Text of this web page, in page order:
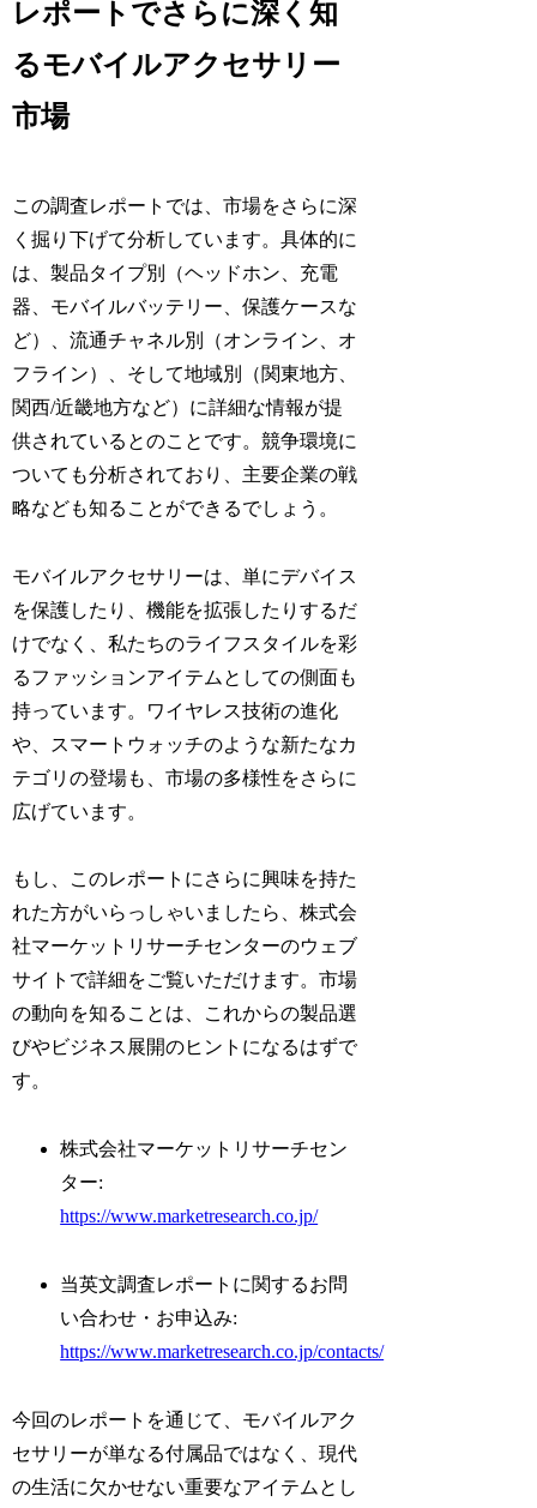
レポートでさらに深く知
るモバイルアクセサリー
市場
この調査レポートでは、市場をさらに深
く掘り下げて分析しています。具体的に
は、製品タイプ別（ヘッドホン、充電
器、モバイルバッテリー、保護ケースな
ど）、流通チャネル別（オンライン、オ
フライン）、そして地域別（関東地方、
関西/近畿地方など）に詳細な情報が提
供されているとのことです。競争環境に
ついても分析されており、主要企業の戦
略なども知ることができるでしょう。
モバイルアクセサリーは、単にデバイス
を保護したり、機能を拡張したりするだ
けでなく、私たちのライフスタイルを彩
るファッションアイテムとしての側面も
持っています。ワイヤレス技術の進化
や、スマートウォッチのような新たなカ
テゴリの登場も、市場の多様性をさらに
広げています。
もし、このレポートにさらに興味を持た
れた方がいらっしゃいましたら、株式会
社マーケットリサーチセンターのウェブ
サイトで詳細をご覧いただけます。市場
の動向を知ることは、これからの製品選
びやビジネス展開のヒントになるはずで
す。
株式会社マーケットリサーチセン
ター:
https://www.marketresearch.co.jp/
当英文調査レポートに関するお問
い合わせ・お申込み:
https://www.marketresearch.co.jp/contacts/
今回のレポートを通じて、モバイルアク
セサリーが単なる付属品ではなく、現代
の生活に欠かせない重要なアイテムとし